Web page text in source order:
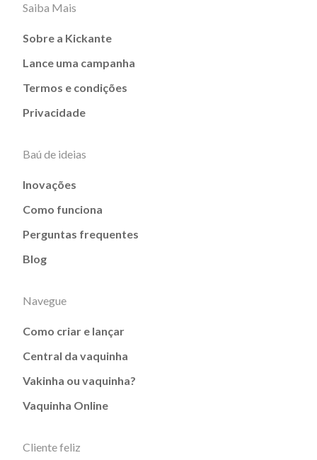
Saiba Mais
Sobre a Kickante
Lance uma campanha
Termos e condições
Privacidade
Baú de ideias
Inovações
Como funciona
Perguntas frequentes
Blog
Navegue
Como criar e lançar
Central da vaquinha
Vakinha ou vaquinha?
Vaquinha Online
Cliente feliz